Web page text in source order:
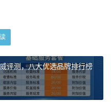
评测，八大优选品牌排行榜